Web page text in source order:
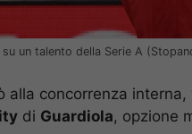
su un talento della Serie A
alla concorrenza
di Guardiola, opzione